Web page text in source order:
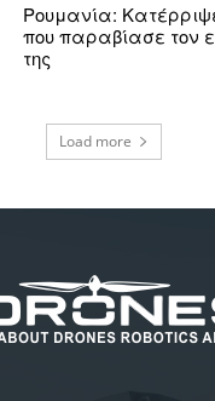
Ρουμανία:
που παραβίασε τον
της
Load more